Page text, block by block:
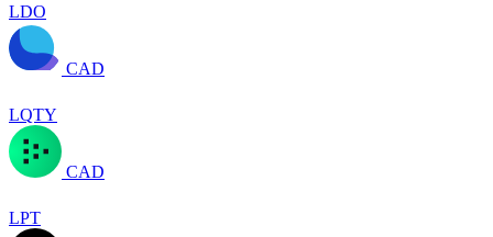
LDO
CAD
LQTY
CAD
LPT